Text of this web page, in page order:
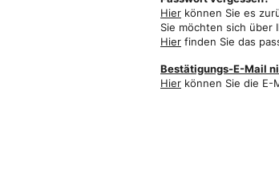
Hier können Sie es
Sie möchten sich über
Hier finden Sie das
Bestätigungs-E-Mail
Hier können Sie die E-